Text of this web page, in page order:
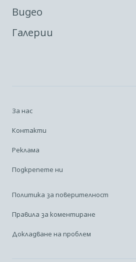
Видео
Галерии
За нас
Контакти
Реклама
Подкрепете ни
Политика за поверителност
Правила за коментиране
Докладване на проблем